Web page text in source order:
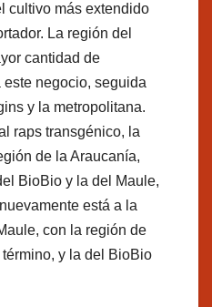
cultivo más extendido
La región del
cantidad de
negocio, seguida
y la metropolitana.
raps transgénico, la
de la Araucanía,
BioBio y la del Maule,
está a la
con la región de
y la del BioBio